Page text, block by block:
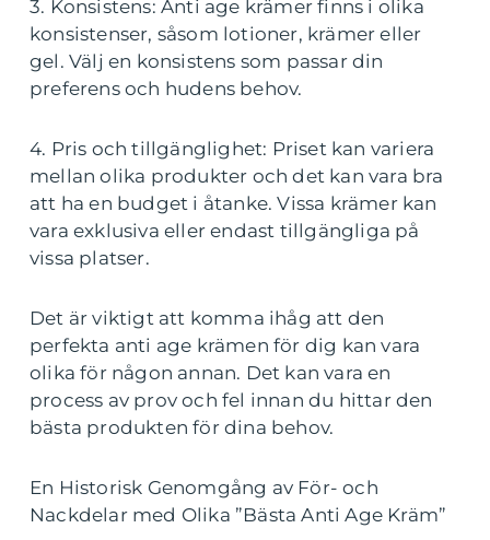
3. Konsistens: Anti age krämer finns i olika
konsistenser, såsom lotioner, krämer eller
gel. Välj en konsistens som passar din
preferens och hudens behov.
4. Pris och tillgänglighet: Priset kan variera
mellan olika produkter och det kan vara bra
att ha en budget i åtanke. Vissa krämer kan
vara exklusiva eller endast tillgängliga på
vissa platser.
Det är viktigt att komma ihåg att den
perfekta anti age krämen för dig kan vara
olika för någon annan. Det kan vara en
process av prov och fel innan du hittar den
bästa produkten för dina behov.
En Historisk Genomgång av För- och
Nackdelar med Olika ”Bästa Anti Age Kräm”